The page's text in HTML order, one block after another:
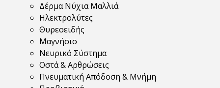
Δέρμα Νύχια Μαλλιά
Ηλεκτρολύτες
Θυρεοειδής
Μαγνήσιο
Νευρικό Σύστημα
Οστά & Αρθρώσεις
Πνευματική Απόδοση & Μνήμη